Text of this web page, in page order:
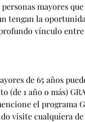
mayores
tengan la
vínculo entre
de 65 años
(de 1 año o más)
el programa
visite cualquiera